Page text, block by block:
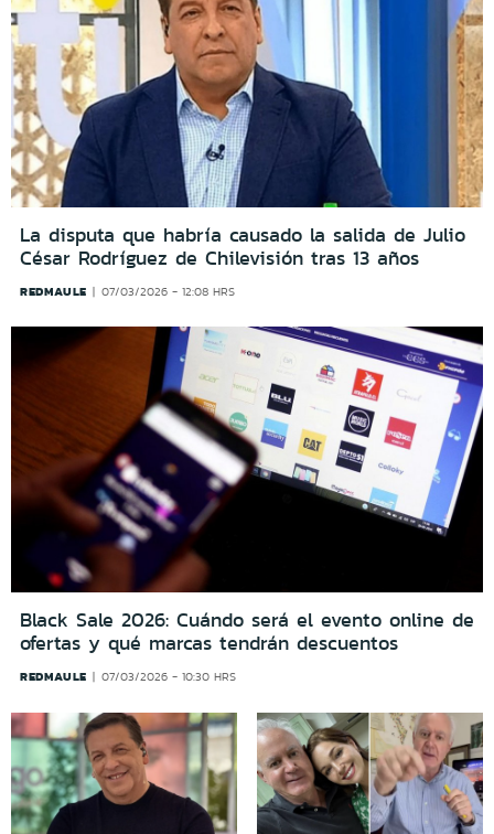
La disputa que habría causado la salida de Julio
César Rodríguez de Chilevisión tras 13 años
REDMAULE 07/03/2026 - 12:08 HRS
Black Sale 2026: Cuándo será el evento online de
ofertas y qué marcas tendrán descuentos
REDMAULE 07/03/2026 - 10:30 HRS